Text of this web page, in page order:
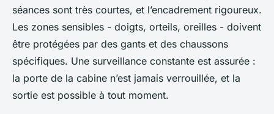
séances sont très courtes, et l’encadrement rigoureux.
Les zones sensibles - doigts, orteils, oreilles - doivent
être protégées par des gants et des chaussons
spécifiques. Une surveillance constante est assurée :
la porte de la cabine n’est jamais verrouillée, et la
sortie est possible à tout moment.